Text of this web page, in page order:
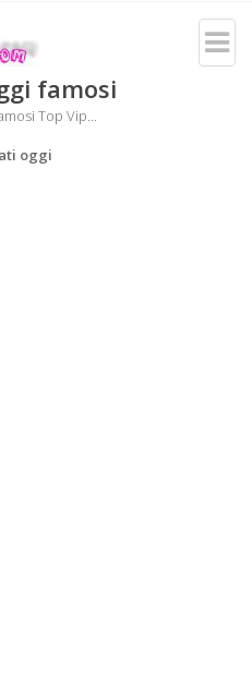
famosi
Top Vip...
oggi